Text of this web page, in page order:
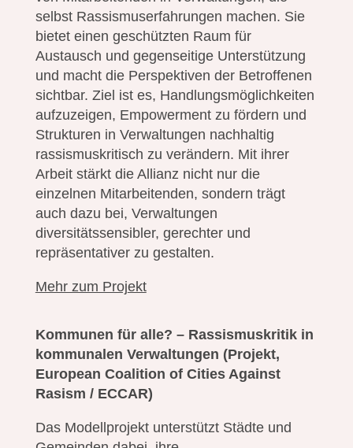
selbst Rassismuserfahrungen machen. Sie
bietet einen geschützten Raum für
Austausch und gegenseitige Unterstützung
und macht die Perspektiven der Betroffenen
sichtbar. Ziel ist es, Handlungsmöglichkeiten
aufzuzeigen, Empowerment zu fördern und
Strukturen in Verwaltungen nachhaltig
rassismuskritisch zu verändern. Mit ihrer
Arbeit stärkt die Allianz nicht nur die
einzelnen Mitarbeitenden, sondern trägt
auch dazu bei, Verwaltungen
diversitätssensibler, gerechter und
repräsentativer zu gestalten.
Mehr zum Projekt
Kommunen für alle? – Rassismuskritik in
kommunalen Verwaltungen (Projekt,
European Coalition of Cities Against
Rasism / ECCAR)
Das Modellprojekt unterstützt Städte und